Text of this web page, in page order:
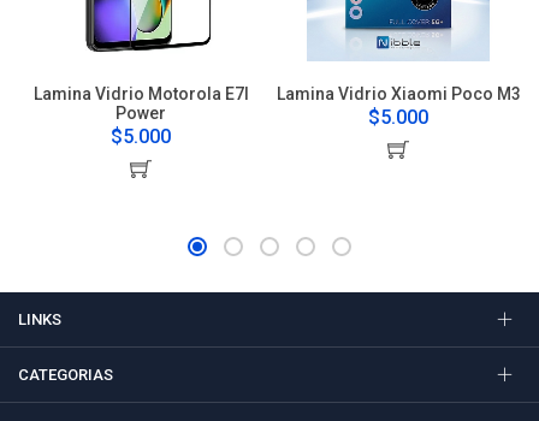
Lamina Vidrio Motorola E7I
Power
$5.000
Lamina Vidrio Xiaomi Poco M3
$5.000
LINKS
CATEGORIAS